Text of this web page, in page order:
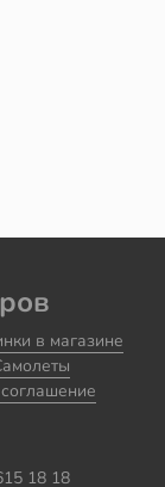
в магазине
18 18